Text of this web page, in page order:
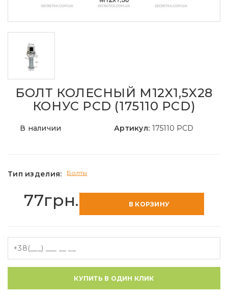
БОЛТ КОЛЕСНЫЙ M12X1,5X28
КОНУС PCD (175110 PCD)
В наличии Артикул: 175110 PCD
Тип изделия: Болты
77грн. В КОРЗИНУ
КУПИТЬ В ОДИН КЛИК